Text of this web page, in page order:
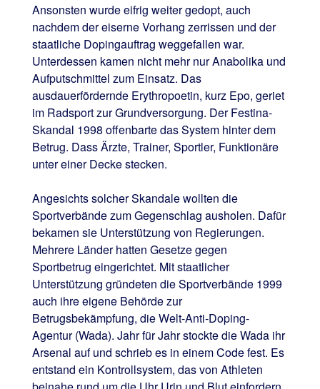
Ansonsten wurde eifrig weiter gedopt, auch
nachdem der eiserne Vorhang zerrissen und der
staatliche Dopingauftrag weggefallen war.
Unterdessen kamen nicht mehr nur Anabolika und
Aufputschmittel zum Einsatz. Das
ausdauerfördernde Erythropoetin, kurz Epo, geriet
im Radsport zur Grundversorgung. Der Festina-
Skandal 1998 offenbarte das System hinter dem
Betrug. Dass Ärzte, Trainer, Sportler, Funktionäre
unter einer Decke stecken.
Angesichts solcher Skandale wollten die
Sportverbände zum Gegenschlag ausholen. Dafür
bekamen sie Unterstützung von Regierungen.
Mehrere Länder hatten Gesetze gegen
Sportbetrug eingerichtet. Mit staatlicher
Unterstützung gründeten die Sportverbände 1999
auch ihre eigene Behörde zur
Betrugsbekämpfung, die Welt-Anti-Doping-
Agentur (Wada). Jahr für Jahr stockte die Wada ihr
Arsenal auf und schrieb es in einem Code fest. Es
entstand ein Kontrollsystem, das von Athleten